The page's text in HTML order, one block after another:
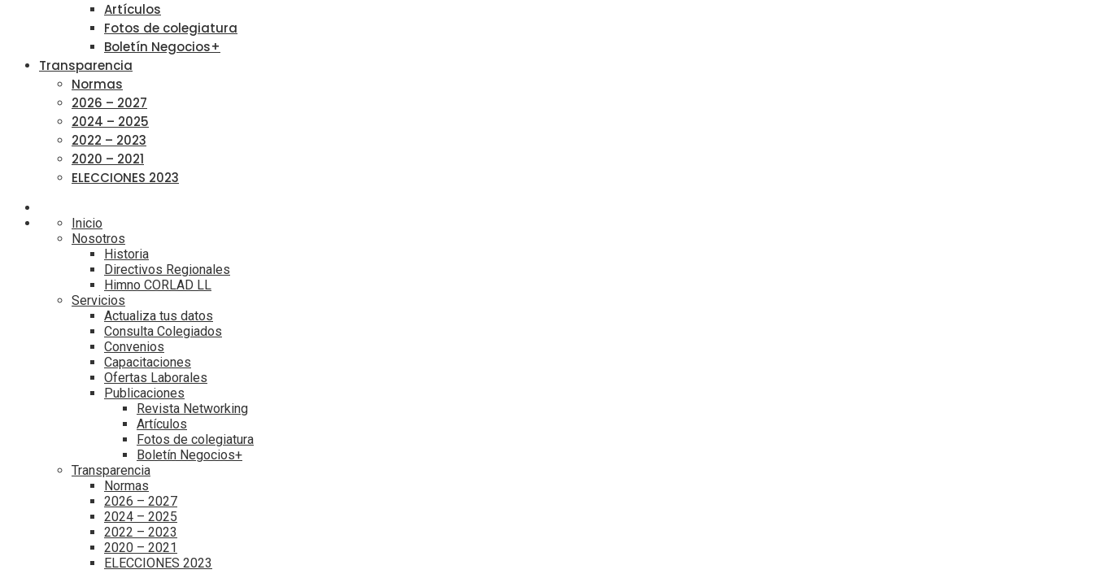
Artículos
Fotos de colegiatura
Boletín Negocios+
Transparencia
Normas
2026 – 2027
2024 – 2025
2022 – 2023
2020 – 2021
ELECCIONES 2023
Inicio
Nosotros
Historia
Directivos Regionales
Himno CORLAD LL
Servicios
Actualiza tus datos
Consulta Colegiados
Convenios
Capacitaciones
Ofertas Laborales
Publicaciones
Revista Networking
Artículos
Fotos de colegiatura
Boletín Negocios+
Transparencia
Normas
2026 – 2027
2024 – 2025
2022 – 2023
2020 – 2021
ELECCIONES 2023